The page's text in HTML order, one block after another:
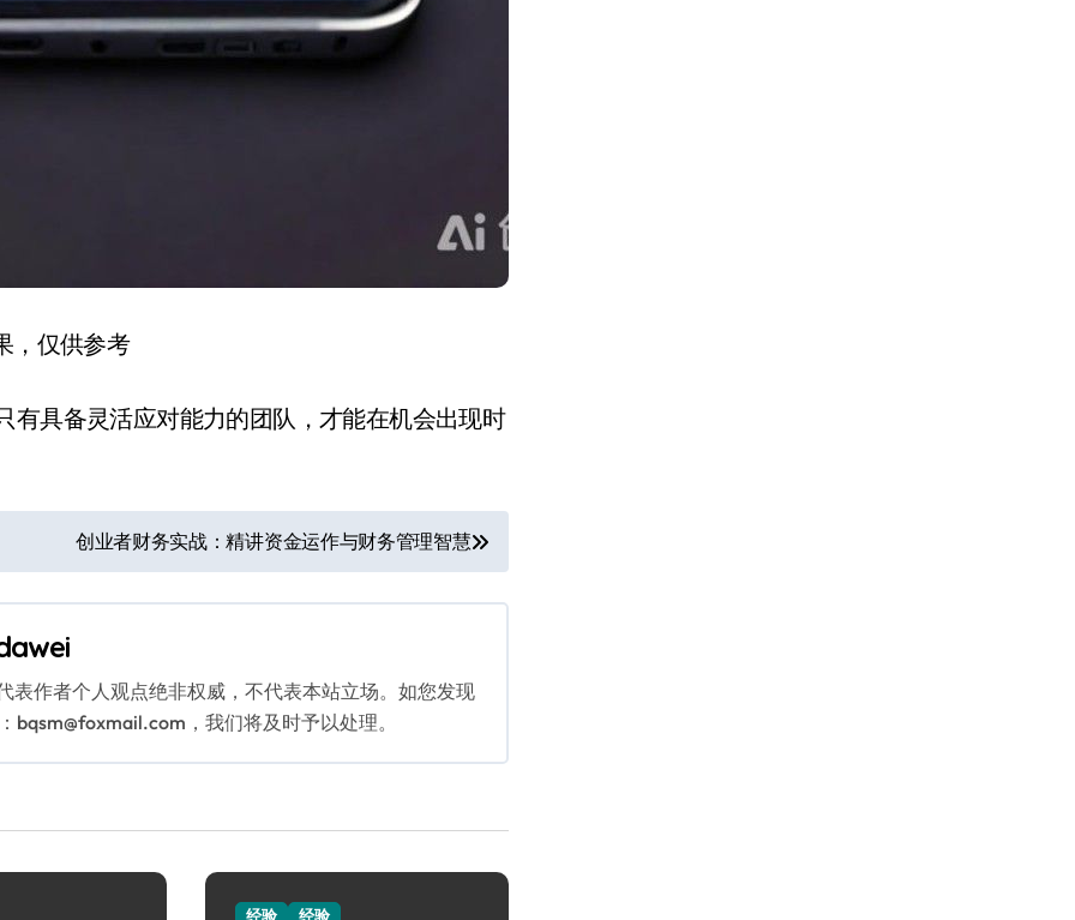
，仅供参考
有具备灵活应对能力的团队，才能在机会出现时
创业者财务实战：精讲资金运作与财务管理智慧
作者个人观点绝非权威，不代表本站立场。如您发现
，我们将及时予以处理。
经验 经验